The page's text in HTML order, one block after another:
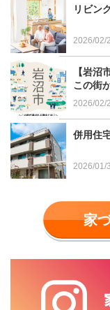
ペレットストーブ
手入れも簡単！魅
ません。その点、
暖をとったり、煮
トーブを選んでお
リビン
2026/02/
【岩沼
この街
2026/02/
併用住
2026/01/
家